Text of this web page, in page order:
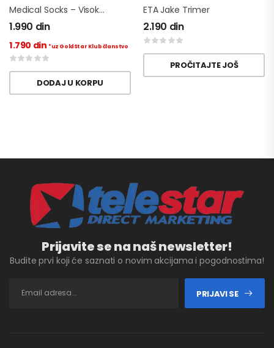
Medical Socks – Visokokvalitetne Uniseks Kompresijske Čarape
1.990 din
1.790 din *uz GoldStar Klub članstvo
DODAJ U KORPU
ETA Jake Trimer
2.190 din
PROČITAJTE JOŠ
Prijavite se na naš newsletter!
Budite prvi koji će saznati o novim akcijama i pogodnostima!
PRIJAVI SE